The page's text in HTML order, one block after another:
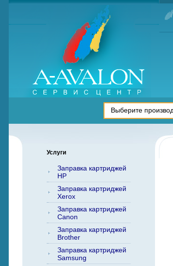
Услуги
Заправка картриджей
HP
Заправка картриджей
Xerox
Заправка картриджей
Canon
Заправка картриджей
Brother
Заправка картриджей
Samsung